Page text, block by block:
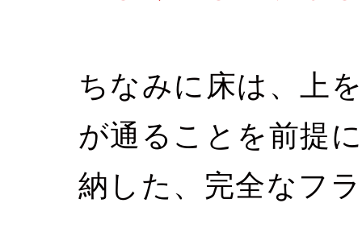
ちなみに床は、上
が通ることを前提
納した、完全なフ